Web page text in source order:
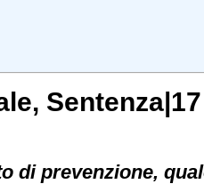
,
di prevenzione,